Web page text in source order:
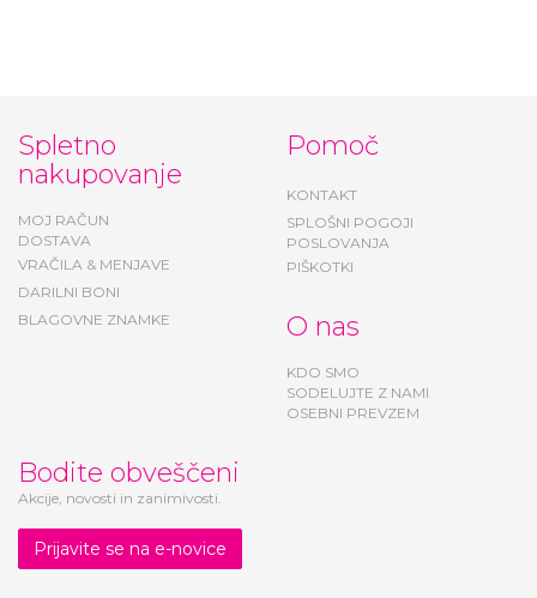
Spletno
nakupovanje
MOJ RAČUN
DOSTAVA
VRAČILA & MENJAVE
DARILNI BONI
BLAGOVNE ZNAMKE
Pomoč
KONTAKT
SPLOŠNI POGOJI
POSLOVANJA
PIŠKOTKI
O nas
KDO SMO
SODELUJTE Z NAMI
OSEBNI PREVZEM
Bodite obveščeni
Akcije, novosti in zanimivosti.
Prijavite se na e-novice